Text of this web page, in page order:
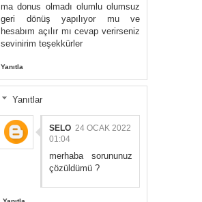
ma donus olmadı olumlu olumsuz
geri dönüş yapılıyor mu ve
hesabım açılır mı cevap verirseniz
sevinirim teşekkürler
Yanıtla
Yanıtlar
SELO 24 OCAK 2022
01:04
merhaba sorununuz
çözüldümü ?